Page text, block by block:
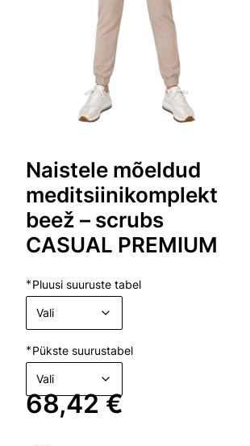
Naistele mõeldud
meditsiinikomplekt
beež – scrubs
CASUAL PREMIUM
*Pluusi suuruste tabel
Vali
*Pükste suurustabel
Vali
Hind
68,42 €